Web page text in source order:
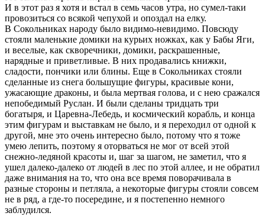
И в этот раз я хотя и встал в семь часов утра, но сумел-таки
провозиться со всякой чепухой и опоздал на елку.
В Сокольниках народу было видимо-невидимо. Повсюду
стояли маленькие домики на курьих ножках, как у Бабы Яги,
и веселые, как скворечники, домики, раскрашенные,
нарядные и приветливые. В них продавались книжки,
сладости, пончики или блины. Еще в Сокольниках стояли
сделанные из снега большущие фигуры, красивые кони,
ужасающие драконы, и была мертвая голова, и с нею сражался
непобедимый Руслан. И были сделаны тридцать три
богатыря, и Царевна-Лебедь, и космический корабль, и конца
этим фигурам и выставкам не было, и я переходил от одной к
другой, мне это очень интересно было, потому что я тоже
умею лепить, поэтому я оторваться не мог от всей этой
снежно-ледяной красоты и, шаг за шагом, не заметил, что я
ушел далеко-далеко от людей в лес по этой аллее, и не обратил
даже внимания на то, что она все время поворачивала в
разные стороны и петляла, а некоторые фигуры стояли совсем
не в ряд, а где-то посередине, и я постепенно немного
заблудился.